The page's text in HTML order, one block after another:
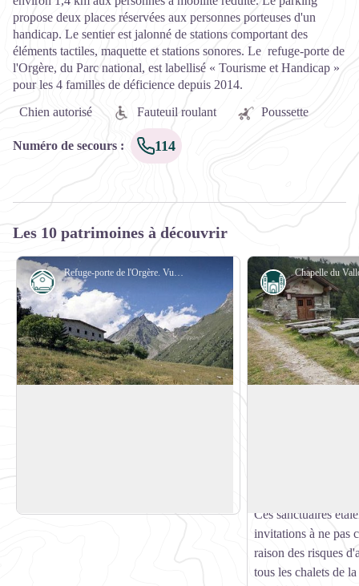
propose deux places réservées aux personnes porteuses d'un
handicap. Le sentier est jalonné de stations comportant des
éléments tactiles, maquette et stations sonores. Le refuge-porte de
l'Orgère, du Parc national, est labellisé « Tourisme et Handicap »
pour les 4 familles de déficience depuis 2014.
Chien autorisé Fauteuil roulant Poussette
Numéro de secours : 114
Les 10 patrimoines à découvrir
Refuge-porte de l'Orgère. Vue sur l'Aiguille Doran et le Vallon de la Masse. - PNV - PERRIER Jacques
Refuge Architecture
Ces sanctuaires
invitations à ne pas
raison des risques
tous les chalets de